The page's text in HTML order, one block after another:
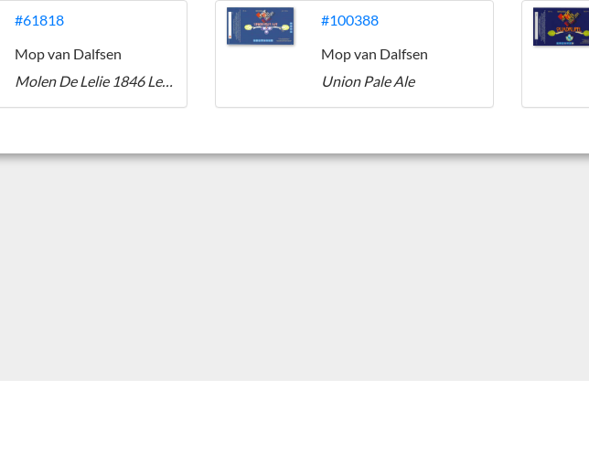
#61818
Mop van Dalfsen
Molen De Lelie 1846 Lelie Weizenbier
#100388
Mop van Dalfsen
Union Pale Ale